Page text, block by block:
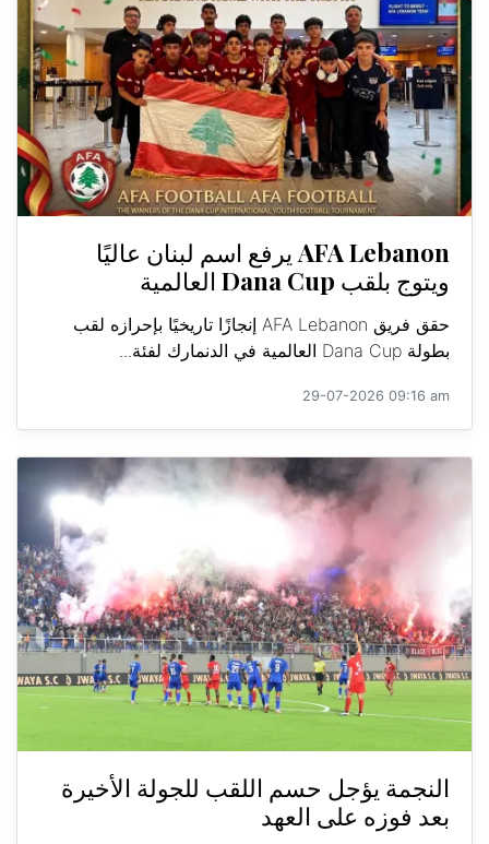
AFA Lebanon يرفع اسم لبنان عاليًا
ويتوج بلقب Dana Cup العالمية
حقق فريق AFA Lebanon إنجازًا تاريخيًا بإحرازه لقب
بطولة Dana Cup العالمية في الدنمارك لفئة...
29-07-2026 09:16 am
النجمة يؤجل حسم اللقب للجولة الأخيرة
بعد فوزه على العهد